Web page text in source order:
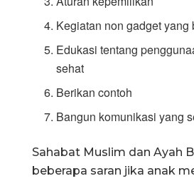
Kegiatan non gadget yang
Edukasi tentang
sehat
Berikan contoh
Bangun komunikasi yang
Sahabat Muslim dan Ayah
beberapa saran jika anak